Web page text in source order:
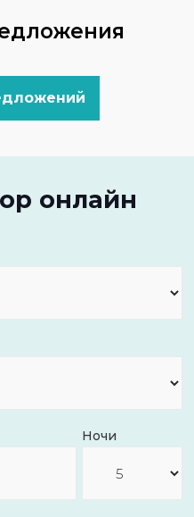
онлайн
Ночи